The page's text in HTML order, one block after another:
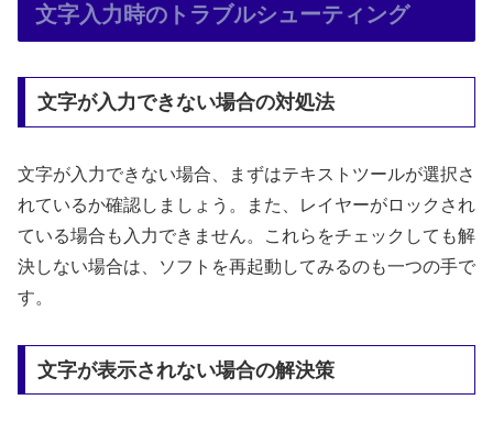
文字入力時のトラブルシューティング
文字が入力できない場合の対処法
文字が入力できない場合、まずはテキストツールが選択さ
れているか確認しましょう。また、レイヤーがロックされ
ている場合も入力できません。これらをチェックしても解
決しない場合は、ソフトを再起動してみるのも一つの手で
す。
文字が表示されない場合の解決策